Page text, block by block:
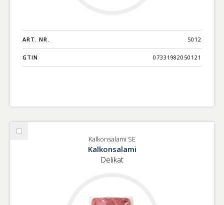
ART. NR. 5012
GTIN 07331982050121
Välj
Kalkonsalami SE
Kalkonsalami
Delikat